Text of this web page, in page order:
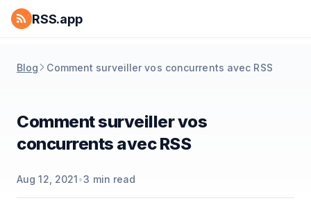
RSS.app
Blog Comment surveiller vos concurrents avec RSS
Comment surveiller vos
concurrents avec RSS
Aug 12, 2021•3 min read